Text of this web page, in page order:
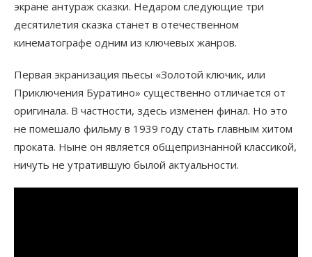
экране антураж сказки. Недаром следующие три
десятилетия сказка станет в отечественном
кинематографе одним из ключевых жанров.
Первая экранизация пьесы «Золотой ключик, или
Приключения Буратино» существенно отличается от
оригинала. В частности, здесь изменен финал. Но это
не помешало фильму в 1939 году стать главным хитом
проката. Ныне он является общепризнанной классикой,
ничуть не утратившую былой актуальности.